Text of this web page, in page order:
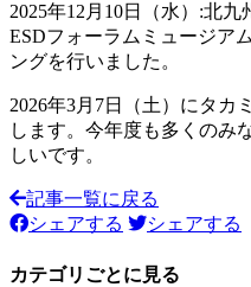
2025年12月10日（水）:北
ESDフォーラムミュージア
ングを行いました。
2026年3月7日（土）にタカ
します。今年度も多くのみ
しいです。
記事一覧に戻る
シェアする
シェアする
カテゴリごとに見る